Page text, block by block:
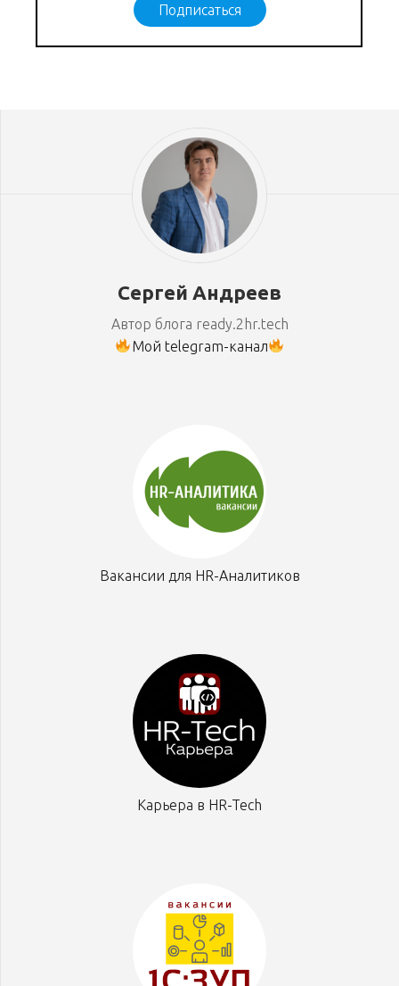
Подписаться
Сергей Андреев
Автор блога ready.2hr.tech
Мой telegram-канал
Вакансии для HR-Аналитиков
Карьера в HR-Tech